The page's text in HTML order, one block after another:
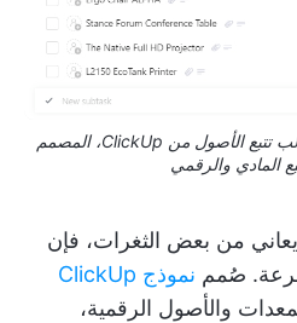
راقب كل الأصول باستخدام قالب تتبع الأصول من ClickUp، المصمم
المادي والرقمي
يعاني من بعض الثغرات، فإن
صُمم
نموذج ClickUp
والأصول الرقمية،